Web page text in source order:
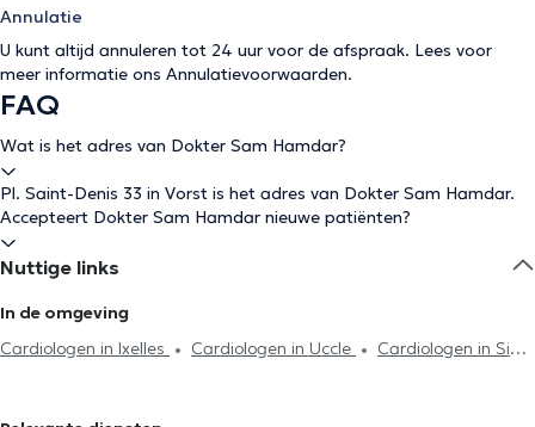
Annulatie
U kunt altijd annuleren tot 24 uur voor de afspraak. Lees voor
meer informatie ons Annulatievoorwaarden.
FAQ
Wat is het adres van Dokter Sam Hamdar?
Pl. Saint-Denis 33 in Vorst is het adres van Dokter Sam Hamdar.
Accepteert Dokter Sam Hamdar nieuwe patiënten?
Nuttige links
In de omgeving
Cardiologen in Ixelles
Cardiologen in Uccle
Cardiologen in Sint-